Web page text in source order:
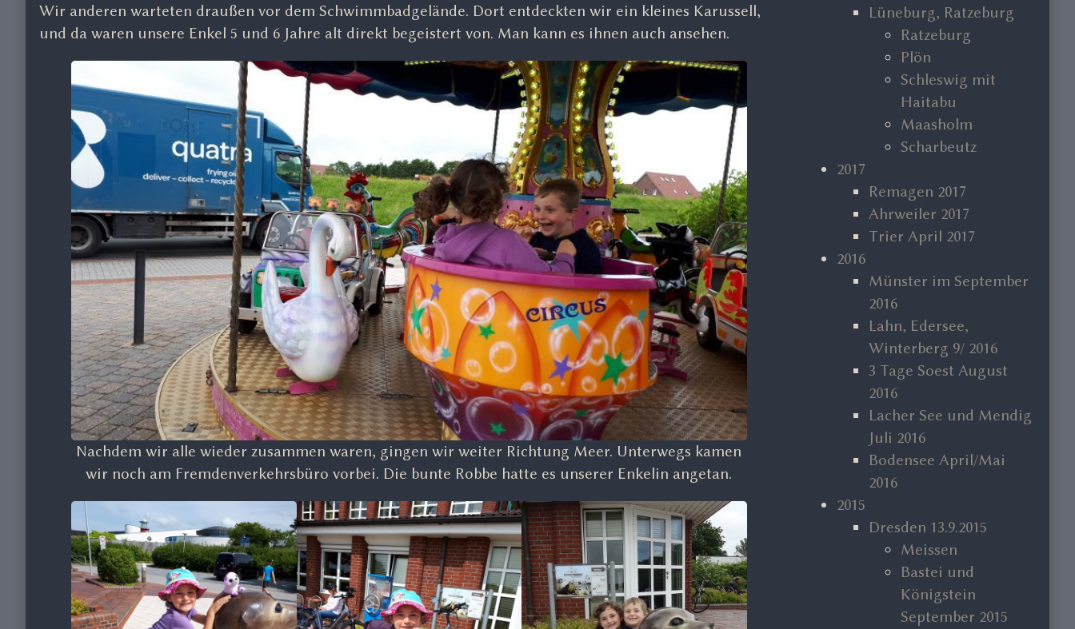
Wir anderen warteten draußen vor dem Schwimmbadgelände. Dort entdeckten wir ein kleines Karussell,
und da waren unsere Enkel 5 und 6 Jahre alt direkt begeistert von. Man kann es ihnen auch ansehen.
Nachdem wir alle wieder zusammen waren, gingen wir weiter Richtung Meer. Unterwegs kamen
wir noch am Fremdenverkehrsbüro vorbei. Die bunte Robbe hatte es unserer Enkelin angetan.
Lüneburg, Ratzeburg
Ratzeburg
Plön
Schleswig mit
Haitabu
Maasholm
Scharbeutz
2017
Remagen 2017
Ahrweiler 2017
Trier April 2017
2016
Münster im September
2016
Lahn, Edersee,
Winterberg 9/ 2016
3 Tage Soest August
2016
Lacher See und Mendig
Juli 2016
Bodensee April/Mai
2016
2015
Dresden 13.9.2015
Meissen
Bastei und
Königstein
September 2015